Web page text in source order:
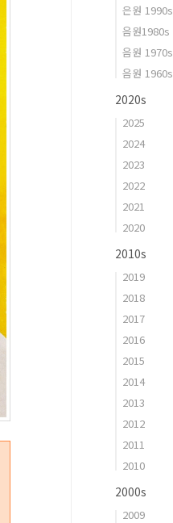
은원 1990s
음원1980s
음원 1970s
음원 1960s
2020s
2025
2024
2023
2022
2021
2020
2010s
2019
2018
2017
2016
2015
2014
2013
2012
2011
2010
2000s
2009